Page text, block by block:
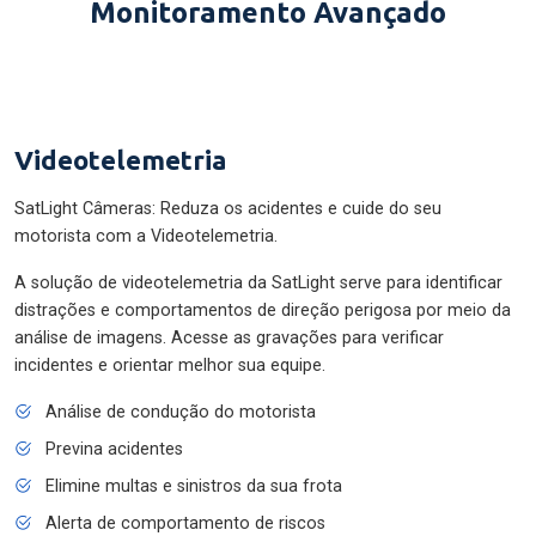
Monitoramento Avançado
Videotelemetria
SatLight Câmeras: Reduza os acidentes e cuide do seu
motorista com a Videotelemetria.
A solução de videotelemetria da SatLight serve para identificar
distrações e comportamentos de direção perigosa por meio da
análise de imagens. Acesse as gravações para verificar
incidentes e orientar melhor sua equipe.
Análise de condução do motorista
Previna acidentes
Elimine multas e sinistros da sua frota
Alerta de comportamento de riscos